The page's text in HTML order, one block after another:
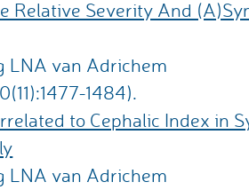
Relative Severity And
LNA van Adrichem
1484).
to Cephalic Index in
LNA van Adrichem